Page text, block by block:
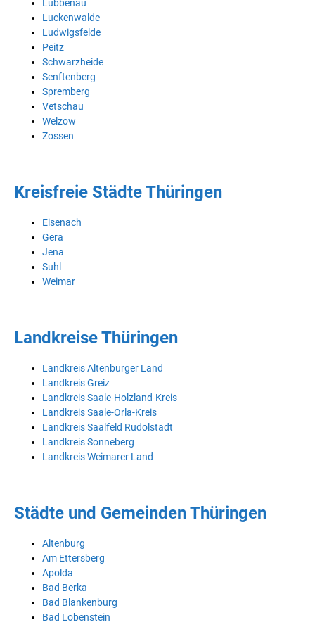
Lübbenau
Luckenwalde
Ludwigsfelde
Peitz
Schwarzheide
Senftenberg
Spremberg
Vetschau
Welzow
Zossen
Kreisfreie Städte Thüringen
Eisenach
Gera
Jena
Suhl
Weimar
Landkreise Thüringen
Landkreis Altenburger Land
Landkreis Greiz
Landkreis Saale-Holzland-Kreis
Landkreis Saale-Orla-Kreis
Landkreis Saalfeld Rudolstadt
Landkreis Sonneberg
Landkreis Weimarer Land
Städte und Gemeinden Thüringen
Altenburg
Am Ettersberg
Apolda
Bad Berka
Bad Blankenburg
Bad Lobenstein